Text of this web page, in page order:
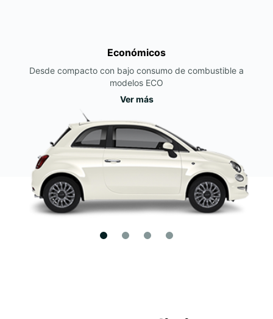
Económicos
Desde compacto con bajo consumo de combustible a
modelos ECO
Ver más